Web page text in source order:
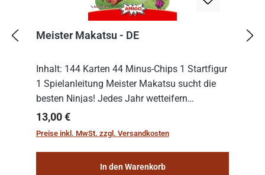
Meister Makatsu - DE
Inhalt: 144 Karten 44 Minus-Chips 1 Startfigur
1 Spielanleitung Meister Makatsu sucht die
besten Ninjas! Jedes Jahr wetteifern
angesehene Dojos um die Gunst des
bekannten Lehrmeisters. An drei Tagen zeigen
Regulärer Preis:
13,00 €
Preise inkl. MwSt. zzgl. Versandkosten
In den Warenkorb